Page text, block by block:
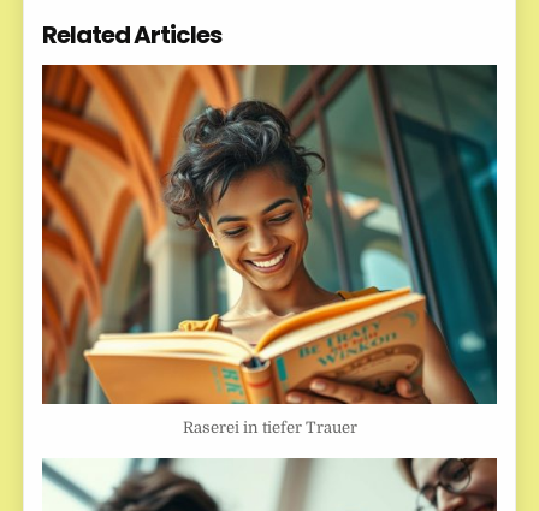
Related Articles
Raserei in tiefer Trauer